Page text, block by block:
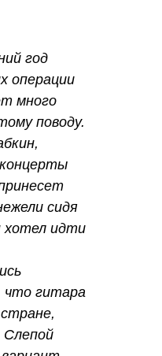
год
операции
много
поводу.
сидя
хотел идти
что гитара